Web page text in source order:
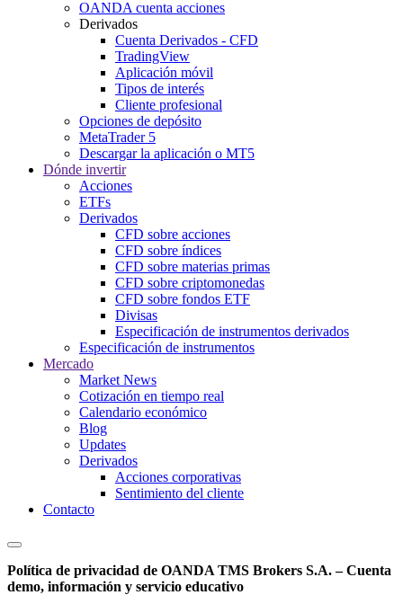
OANDA cuenta acciones
Derivados
Cuenta Derivados - CFD
TradingView
Aplicación móvil
Tipos de interés
Cliente profesional
Opciones de depósito
MetaTrader 5
Descargar la aplicación o MT5
Dónde invertir
Acciones
ETFs
Derivados
CFD sobre acciones
CFD sobre índices
CFD sobre materias primas
CFD sobre criptomonedas
CFD sobre fondos ETF
Divisas
Especificación de instrumentos derivados
Especificación de instrumentos
Mercado
Market News
Cotización en tiempo real
Calendario económico
Blog
Updates
Derivados
Acciones corporativas
Sentimiento del cliente
Contacto
Política de privacidad de OANDA TMS Brokers S.A. – Cuenta
demo, información y servicio educativo